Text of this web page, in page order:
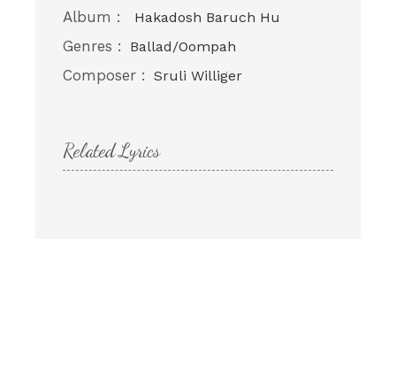
Album : Hakadosh Baruch Hu
Genres : Ballad/Oompah
Composer : Sruli Williger
Related Lyrics